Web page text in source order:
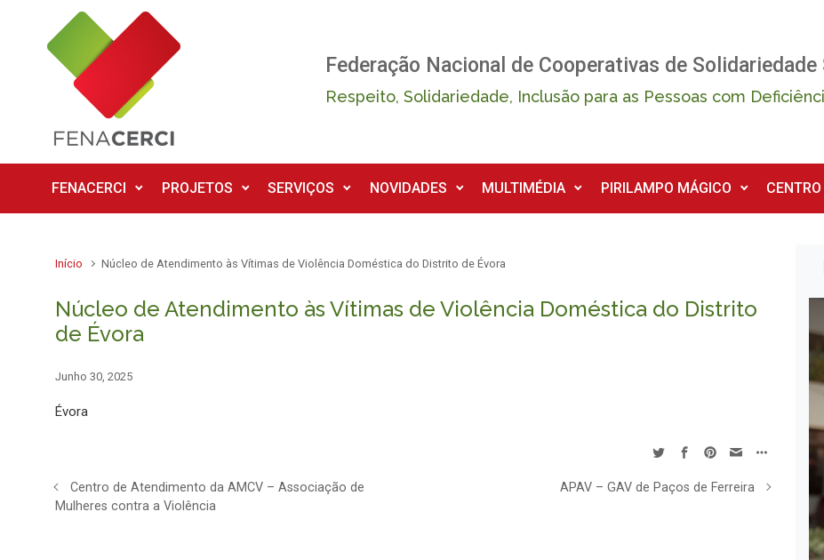
Skip to main content
Federação Nacional de Cooperativas de Solidariedade
Respeito, Solidariedade, Inclusão para as Pessoas com
FENACERCI PROJETOS SERVIÇOS NOVIDADES MULTIMÉDIA PIRILAMPO MÁGICO
Início Núcleo de Atendimento às Vítimas de Violência Doméstica do Distrito de Évora
Núcleo de Atendimento às Vítimas de Violência Doméstica do Distrito
de Évora
Junho 30, 2025
Évora
Centro de Atendimento da AMCV – Associação de
Mulheres contra a Violência
APAV – GAV de Paços de Ferreira